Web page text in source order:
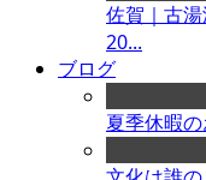
佐賀｜古
20...
ブログ
夏季休暇